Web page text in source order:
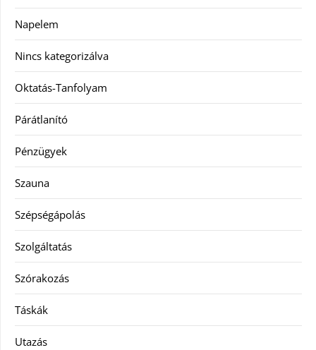
Napelem
Nincs kategorizálva
Oktatás-Tanfolyam
Párátlanító
Pénzügyek
Szauna
Szépségápolás
Szolgáltatás
Szórakozás
Táskák
Utazás